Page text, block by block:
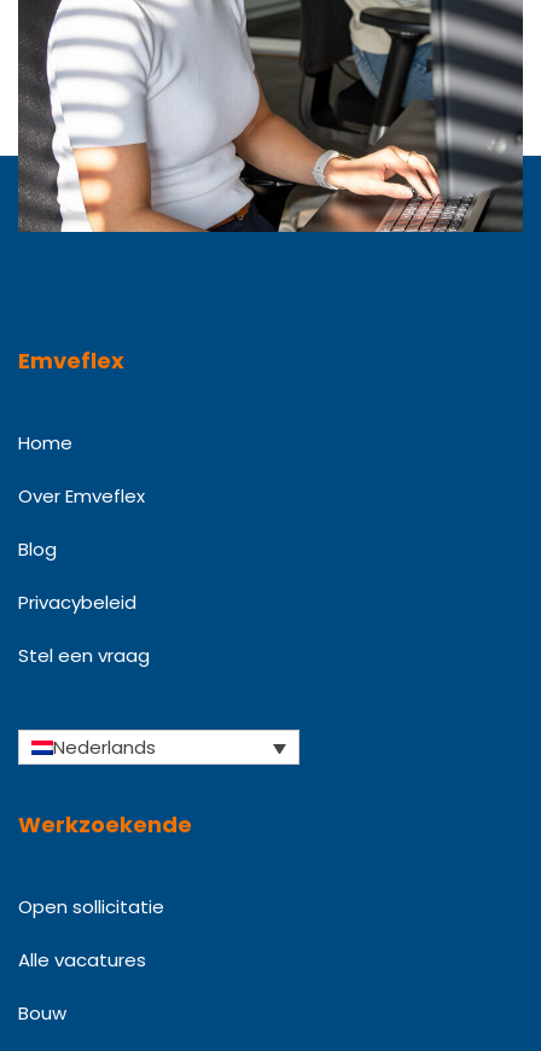
Emveflex
Home
Over Emveflex
Blog
Privacybeleid
Stel een vraag
Nederlands
Werkzoekende
Open sollicitatie
Alle vacatures
Bouw